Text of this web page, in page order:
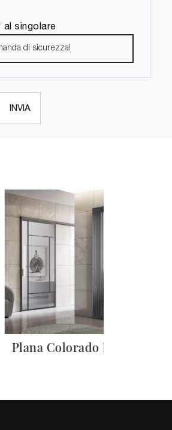
al singolare
INVIA
Plana Colorado Kansas